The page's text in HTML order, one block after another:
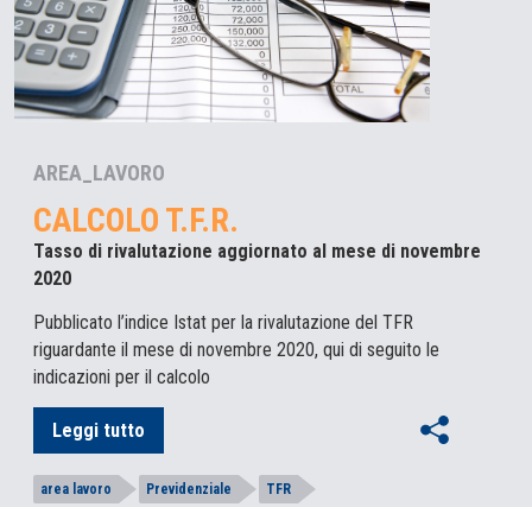
AREA_LAVORO
CALCOLO T.F.R.
Tasso di rivalutazione aggiornato al mese di novembre
2020
Pubblicato l’indice Istat per la rivalutazione del TFR
riguardante il mese di novembre 2020, qui di seguito le
indicazioni per il calcolo
Leggi tutto
area lavoro Previdenziale TFR